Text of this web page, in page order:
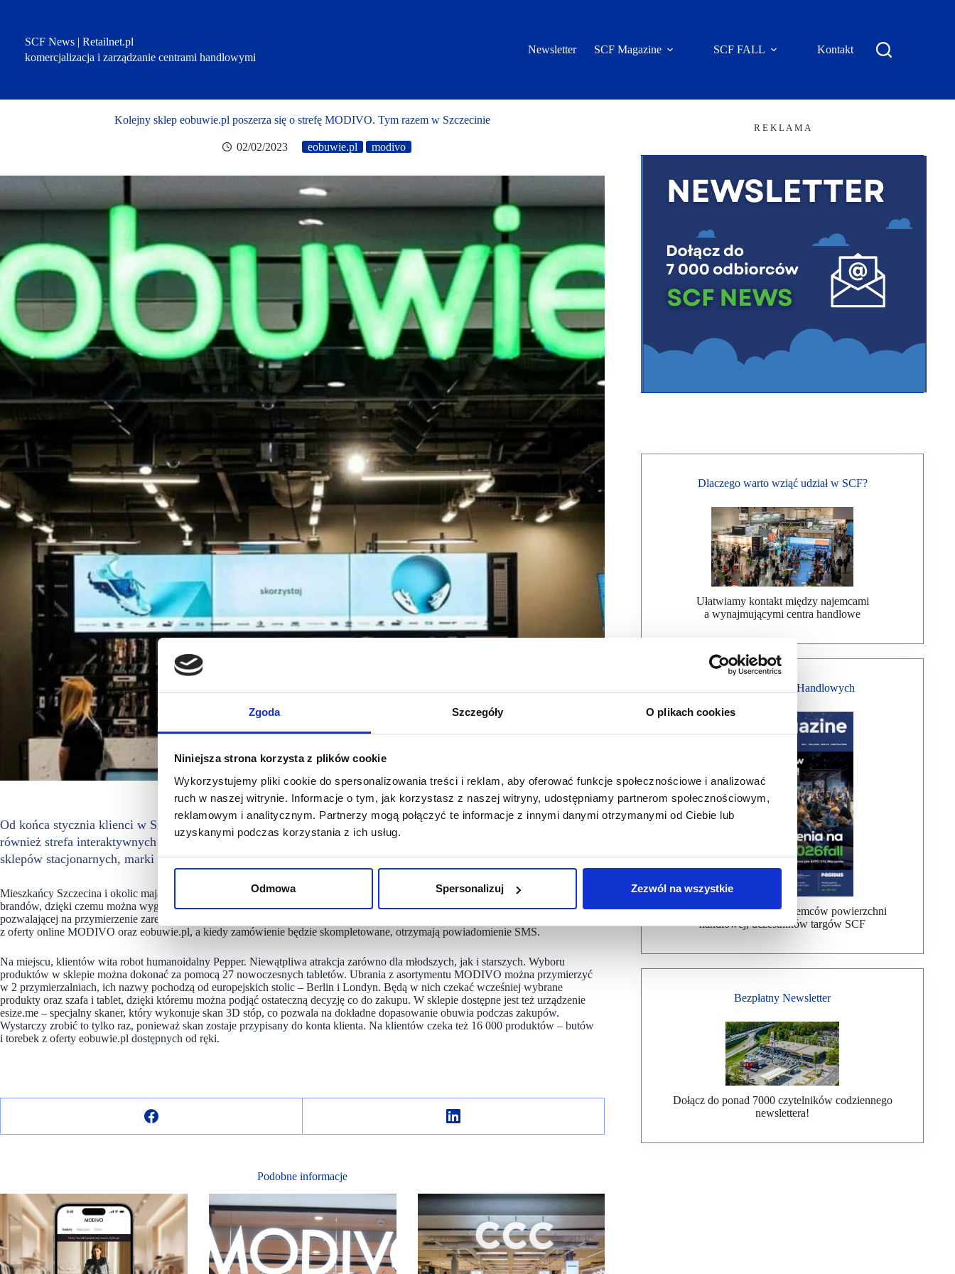
Zgoda Szczegóły O plikach cookies
Niniejsza strona korzysta z plików cookie
Wykorzystujemy pliki cookie do spersonalizowania treści i reklam, aby oferować funkcje społecznościowe i analizować
ruch w naszej witrynie. Informacje o tym, jak korzystasz z naszej witryny, udostępniamy partnerom społecznościowym,
reklamowym i analitycznym. Partnerzy mogą połączyć te informacje z innymi danymi otrzymanymi od Ciebie lub
uzyskanymi podczas korzystania z ich usług.
Odmowa Spersonalizuj Zezwól na wszystkie
SCF News | Retailnet.pl
komercjalizacja i zarządzanie centrami handlowymi
Newsletter SCF Magazine SCF FALL Kontakt
Kolejny sklep eobuwie.pl poszerza się o strefę MODIVO. Tym razem w Szczecinie
02/02/2023 eobuwie.pl modivo
Od końca stycznia klienci w Szczecinie mogą cieszyć się zakupami w sklepie eobuwie.pl w którym dostępna jest
również strefa interaktywnych przymierzalni MODIVO. Dzięki tworzeniu zaawansowanych technologicznie
sklepów stacjonarnych, marki konsekwentnie dążą do łączenia światów online i offline.
Mieszkańcy Szczecina i okolic mają do dyspozycji sklep o powierzchni 700m2, który zapewnia dostęp do produktów z oferty obu
brandów, dzięki czemu można wygodnie skompletować pełną stylizację. Klienci mogą skorzystać z usługi Przymierz zanim zapłacisz,
pozwalającej na przymierzenie zarezerwowanych wcześniej produktów. W dowolnym momencie mogą zamówić do sklepu artykuły
z oferty online MODIVO oraz eobuwie.pl, a kiedy zamówienie będzie skompletowane, otrzymają powiadomienie SMS.
Na miejscu, klientów wita robot humanoidalny Pepper. Niewątpliwa atrakcja zarówno dla młodszych, jak i starszych. Wyboru
produktów w sklepie można dokonać za pomocą 27 nowoczesnych tabletów. Ubrania z asortymentu MODIVO można przymierzyć
w 2 przymierzalniach, ich nazwy pochodzą od europejskich stolic – Berlin i Londyn. Będą w nich czekać wcześniej wybrane
produkty oraz szafa i tablet, dzięki któremu można podjąć ostateczną decyzję co do zakupu. W sklepie dostępne jest też urządzenie
esize.me – specjalny skaner, który wykonuje skan 3D stóp, co pozwala na dokładne dopasowanie obuwia podczas zakupów.
Wystarczy zrobić to tylko raz, ponieważ skan zostaje przypisany do konta klienta. Na klientów czeka też 16 000 produktów – butów
i torebek z oferty eobuwie.pl dostępnych od ręki.
Podobne informacje
R E K L A M A
Dlaczego warto wziąć udział w SCF?
Ułatwiamy kontakt między najemcami
a wynajmującymi centra handlowe
Magazyn Centrów Handlowych
Bezpłatna wysyłka dla najemców powierzchni
handlowej, uczestników targów SCF
Bezpłatny Newsletter
Dołącz do ponad 7000 czytelników codziennego
newslettera!